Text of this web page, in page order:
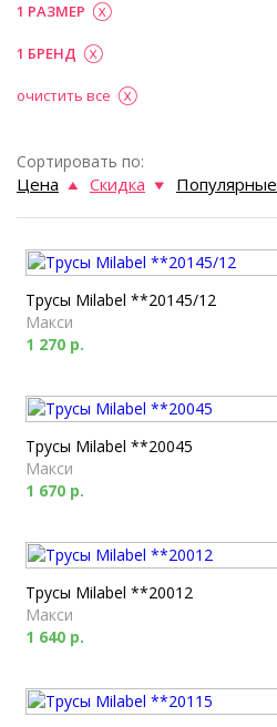
1 РАЗМЕР
1 БРЕНД
очистить все
Сортировать по:
Цена Скидка Популярные
Трусы Milabel **20145/12
Макси
1 270 р.
Трусы Milabel **20045
Макси
1 670 р.
Трусы Milabel **20012
Макси
1 640 р.